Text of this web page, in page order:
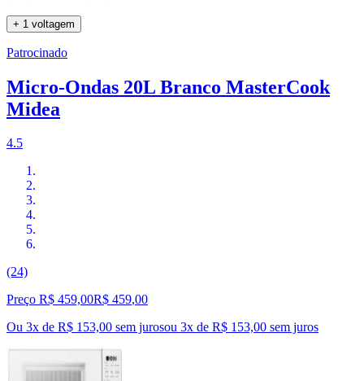
+ 1 voltagem
Patrocinado
Micro-Ondas 20L Branco MasterCook
Midea
4.5
(24)
Preço R$ 459,00R$ 459,00
Ou 3x de R$ 153,00 sem jurosou 3x de R$ 153,00 sem juros